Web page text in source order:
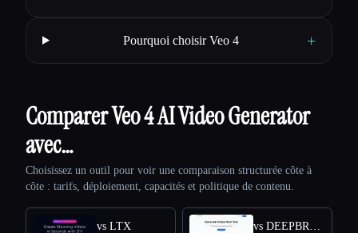
Pourquoi choisir Veo 4 +
Comparer Veo 4 AI Video Generator
avec…
Choisissez un outil pour voir une comparaison structurée côte à
côte : tarifs, déploiement, capacités et politique de contenu.
vs LTX